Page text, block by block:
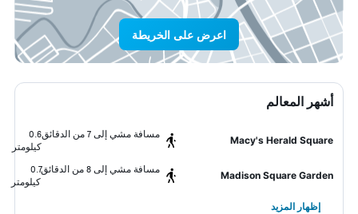
اعرض على الخريطة
أشهر المعالم
Macy's Herald Square
مسافة مشي إلى 7 من الدقائق
0.6
كيلومتر
Madison Square Garden
مسافة مشي إلى 8 من الدقائق
0.7
كيلومتر
إظهار المزيد